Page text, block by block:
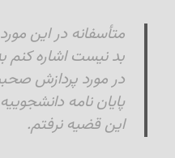
متأسفانه در این
بد نیست اشاره کنم
در مورد پردازش
پایان نامه
این قضیه نرفتم.